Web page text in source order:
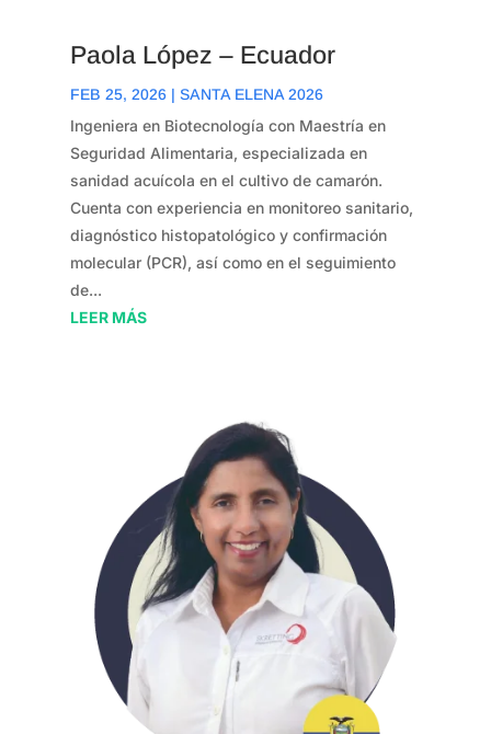
Paola López – Ecuador
FEB 25, 2026| SANTA ELENA 2026
Ingeniera en Biotecnología con Maestría en
Seguridad Alimentaria, especializada en
sanidad acuícola en el cultivo de camarón.
Cuenta con experiencia en monitoreo sanitario,
diagnóstico histopatológico y confirmación
molecular (PCR), así como en el seguimiento
de...
LEER MÁS